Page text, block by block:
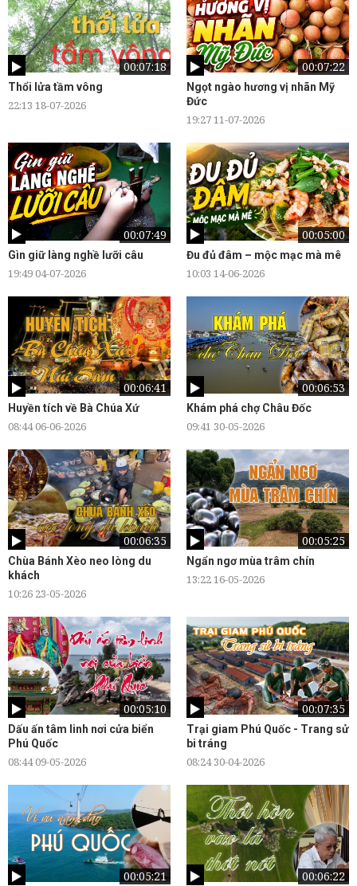
00:07:18
Thổi lửa tầm vông
22:13 18-07-2026
00:07:22
Ngọt ngào hương vị nhãn Mỹ
Đức
19:27 11-07-2026
00:07:49
Gìn giữ làng nghề lưỡi câu
19:49 04-07-2026
00:05:00
Đu đủ đâm – mộc mạc mà mê
10:03 14-06-2026
00:06:41
Huyền tích về Bà Chúa Xứ
08:44 06-06-2026
00:06:53
Khám phá chợ Châu Đốc
09:41 30-05-2026
00:06:35
Chùa Bánh Xèo neo lòng du
khách
10:26 23-05-2026
00:05:25
Ngẩn ngơ mùa trâm chín
13:22 16-05-2026
00:05:10
Dấu ấn tâm linh nơi cửa biển
Phú Quốc
08:44 09-05-2026
00:07:35
Trại giam Phú Quốc - Trang sử
bi tráng
08:24 30-04-2026
00:05:21 00:06:22